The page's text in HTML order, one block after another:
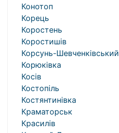
Конотоп
Корець
Коростень
Коростишів
Корсунь-Шевченківський
Корюківка
Косів
Костопіль
Костянтинівка
Краматорськ
Красилів